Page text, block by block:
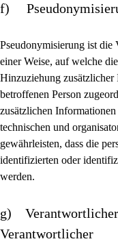
f)
Pseudonymisierung ist die
einer Weise, auf welche
Hinzuziehung zusätzlicher
betroffenen Person
zusätzlichen
technischen und
gewährleisten, dass die
identifizierten oder
werden.
g) Verantwortlicher
Verantwortlicher